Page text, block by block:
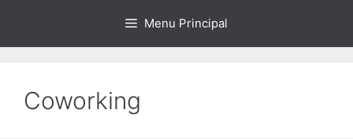
contenido
Menu Principal
Coworking